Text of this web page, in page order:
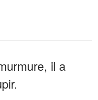
il a